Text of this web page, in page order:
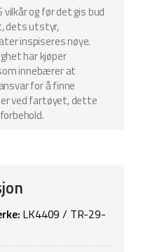
og før det gis bud
dets utstyr,
inspiseres nøye.
har kjøper
innebærer at
for å finne
ved fartøyet, dette
LK4409 / TR-29-